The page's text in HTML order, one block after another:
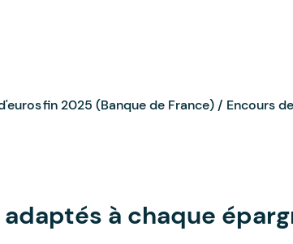
fin 2025 (Banque de France) / Encours
à chaque